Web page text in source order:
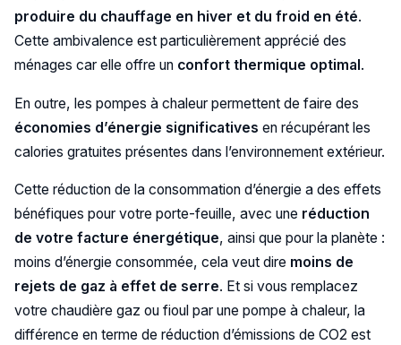
produire du chauffage en hiver et du froid en été.
Cette ambivalence est particulièrement apprécié des
ménages car elle offre un confort thermique optimal.
En outre, les pompes à chaleur permettent de faire des
économies d’énergie significatives en récupérant les
calories gratuites présentes dans l’environnement extérieur.
Cette réduction de la consommation d’énergie a des effets
bénéfiques pour votre porte-feuille, avec une réduction
de votre facture énergétique, ainsi que pour la planète :
moins d’énergie consommée, cela veut dire moins de
rejets de gaz à effet de serre. Et si vous remplacez
votre chaudière gaz ou fioul par une pompe à chaleur, la
différence en terme de réduction d’émissions de CO2 est